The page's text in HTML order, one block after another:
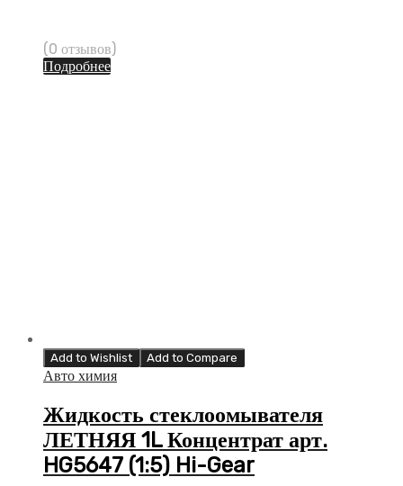
(0 отзывов)
Подробнее
Add to Wishlist Add to Compare
Авто химия
Жидкость стеклоомывателя
ЛЕТНЯЯ 1L Концентрат арт.
HG5647 (1:5) Hi-Gear